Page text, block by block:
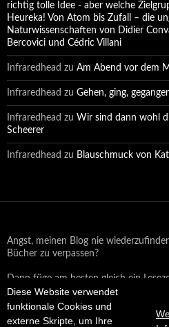
Diese Website verwendet
funktionale Cookies und
externe Skripte, um Ihre
richtig tolle Idee - aber welche
Heureka! Von Atom bis Zufall – die
Naturwissenschaften von Didier
Bercovici und Cédric Villani
Infraredhead zu Am Abend vor dem
Infraredhead zu Gehen, ging,
Infraredhead zu Wir sind dann wohl
Scheerer
Infraredhead zu Blauschmuck von
Angst, meinen Blog nie
Bücher zu verpassen?
Dann füge am besten gleich ein
Email oder auf Facebook!